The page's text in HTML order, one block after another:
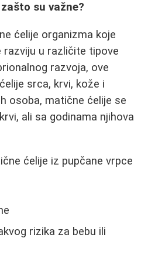
su važne?
ćelije organizma koje
u različite tipove
razvoja, ove
srca, krvi, kože i
osoba, matične ćelije se
ali sa godinama njihova
ćelije iz pupčane vrpce
rizika za bebu ili